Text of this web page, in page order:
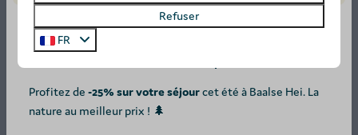
46 500,00 €
SUMMER DEAL: -25%! ☀️
Profitez de -25% sur votre séjourcet été à Baalse Hei. La
nature au meilleur prix ! 🌲
Refuser
FR